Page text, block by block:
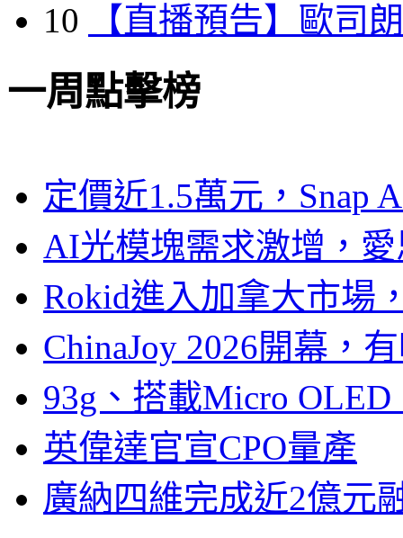
10
【直播預告】歐司
一周點擊榜
定價近1.5萬元，Snap
AI光模塊需求激增，
Rokid進入加拿大市場
ChinaJoy 2026開幕，
93g、搭載Micro
英偉達官宣CPO量產
廣納四維完成近2億元